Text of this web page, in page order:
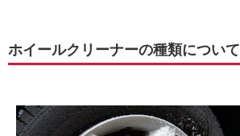
ホイールクリーナーの種類について